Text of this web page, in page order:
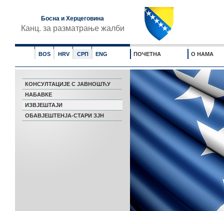
Босна и Херцеговина
Канц. за разматрање жалби
BOS HRV СРП ENG ПОЧЕТНА О НАМА
КОНСУЛТАЦИЈЕ С ЈАВНОШЋУ
НАБАВКЕ
ИЗВЈЕШТАЈИ
ОБАВЈЕШТЕНЈА-СТАРИ ЗЈН